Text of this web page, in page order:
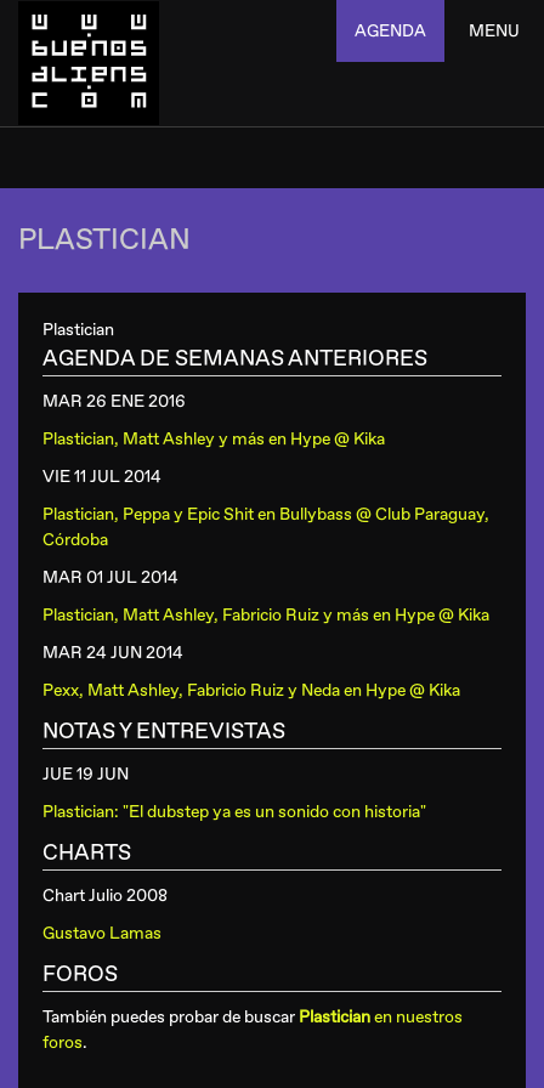
AGENDA MENU
PLASTICIAN
Plastician
AGENDA DE SEMANAS ANTERIORES
MAR 26 ENE2016
Plastician, Matt Ashley y más en Hype @ Kika
VIE 11 JUL2014
Plastician, Peppa y Epic Shiten Bullybass @ Club Paraguay,
Córdoba
MAR 01 JUL2014
Plastician, Matt Ashley, Fabricio Ruiz y más en Hype @ Kika
MAR 24 JUN2014
Pexx, Matt Ashley, Fabricio Ruiz y Nedaen Hype @ Kika
NOTAS Y ENTREVISTAS
JUE 19 JUN
Plastician: "El dubstep ya es un sonido con historia"
CHARTS
Chart Julio 2008
Gustavo Lamas
FOROS
También puedes probar de buscar Plasticianen nuestros
foros.